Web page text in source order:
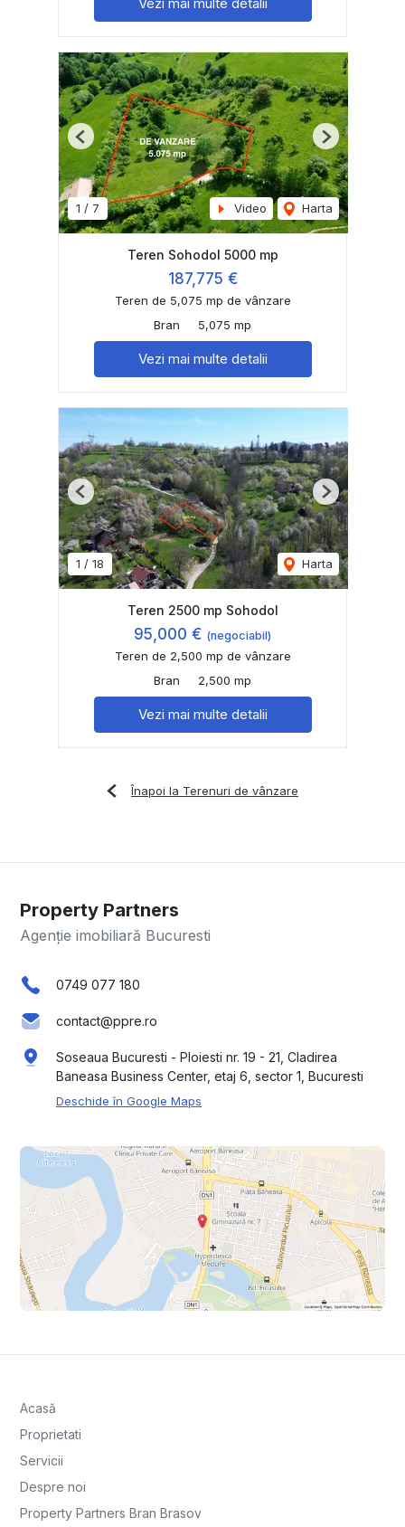
1 / 7 Video Harta
Previous Next
Teren Sohodol 5000 mp
187,775 €
Teren de 5,075 mp de vânzare
Bran
5,075 mp
Vezi mai multe detalii
1 / 18 Harta
Previous Next
Teren 2500 mp Sohodol
95,000 € (negociabil)
Teren de 2,500 mp de vânzare
Bran
2,500 mp
Vezi mai multe detalii
Înapoi la Terenuri de vânzare
Property Partners
Agenție imobiliară Bucuresti
0749 077 180
contact@ppre.ro
Soseaua Bucuresti - Ploiesti nr. 19 - 21, Cladirea
Baneasa Business Center, etaj 6, sector 1, Bucuresti
Deschide în Google Maps
Acasă
Proprietati
Servicii
Despre noi
Property Partners Bran Brasov